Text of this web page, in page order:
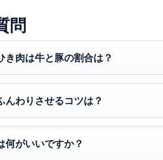
問
き肉は牛と豚の割合は？
んわりさせるコツは？
何がいいですか？